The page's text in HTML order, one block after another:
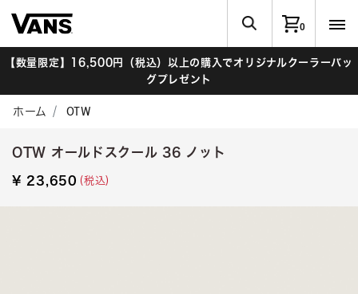
0
【数量限定】16,500円（税込）以上の購入でオリジナルクーラーバッ
グプレゼント
ホーム OTW
OTW オールドスクール 36 ノット
¥ 23,650 (税込)